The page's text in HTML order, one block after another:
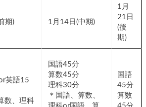
期) 1月14日(中期)
1月
21日
(後
期)
英語15
数、理科
国語45分
算数45分
理科30分
＊国語、算数、
国語
45分
算数